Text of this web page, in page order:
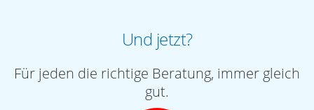
Und jetzt?
Für jeden die richtige Beratung, immer gleich
gut.